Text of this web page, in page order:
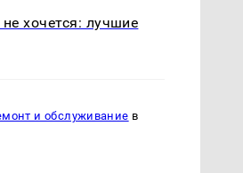
хочется: лучшие
и обслуживание в